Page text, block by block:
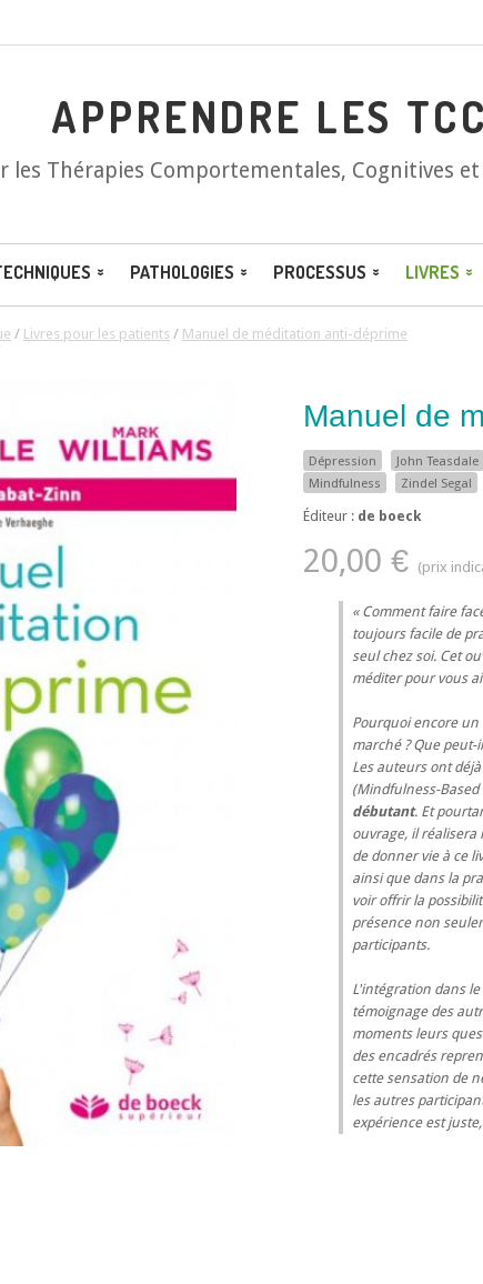
APPRENDRE LES TCC
les Thérapies Comportementales, Cognitives
PATHOLOGIES PROCESSUS LIVRES
/ Livres pour les patients / Manuel de méditation anti-déprime
Manuel de
Dépression John Teasdale
Mindfulness
Zindel Segal
Éditeur : de boeck
20,00 €
Comment faire
toujours facile de
seul chez soi. Cet
méditer pour vous
Pourquoi encore un
marché ? Que peut-
Les auteurs ont
(Mindfulness-
débutant. Et
ouvrage, il
de donner vie à ce
ainsi que dans la
voir offrir la
présence non
participants.
L'intégration dans
témoignage des
moments leurs
des encadrés
cette sensation de
les autres
expérience est